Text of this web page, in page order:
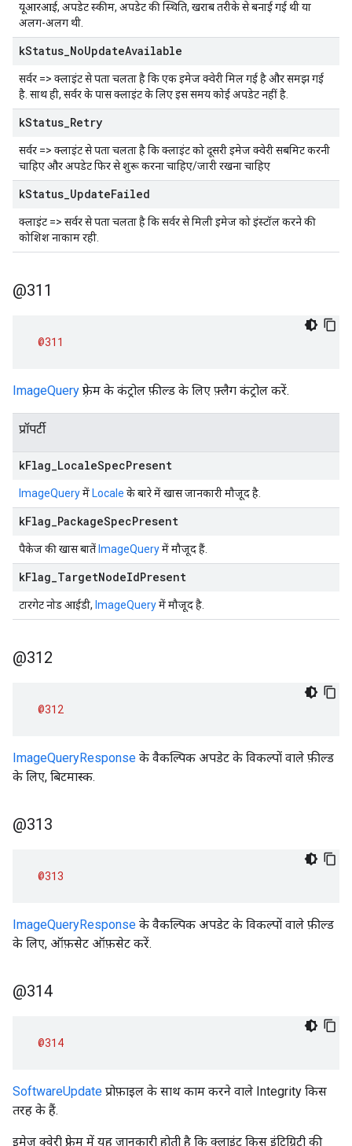
यूआरआई, अपडेट स्कीम, अपडेट की स्थिति, खराब तरीके से बनाई गई थी या
अलग-अलग थी.
kStatus NoUpdateAvailable
सर्वर => क्लाइंट से पता चलता है कि एक इमेज क्वेरी मिल गई है और समझ गई
है. साथ ही, सर्वर के पास क्लाइंट के लिए इस समय कोई अपडेट नहीं है.
kStatus Retry
सर्वर => क्लाइंट से पता चलता है कि क्लाइंट को दूसरी इमेज क्वेरी सबमिट करनी
चाहिए और अपडेट फिर से शुरू करना चाहिए/जारी रखना चाहिए
kStatus UpdateFailed
क्लाइंट => सर्वर से पता चलता है कि सर्वर से मिली इमेज को इंस्टॉल करने की
कोशिश नाकाम रही.
@311
@311
ImageQuery फ़्रेम के कंट्रोल फ़ील्ड के लिए फ़्लैग कंट्रोल करें.
प्रॉपर्टी
kFlag LocaleSpecPresent
ImageQueryमें Locale के बारे में खास जानकारी मौजूद है.
kFlag PackageSpecPresent
पैकेज की खास बातें ImageQueryमें मौजूद हैं.
kFlag TargetNodeIdPresent
टारगेट नोड आईडी, ImageQueryमें मौजूद है.
@312
@312
ImageQueryResponse के वैकल्पिक अपडेट के विकल्पों वाले फ़ील्ड
के लिए, बिटमास्क.
@313
@313
ImageQueryResponse के वैकल्पिक अपडेट के विकल्पों वाले फ़ील्ड
के लिए, ऑफ़सेट ऑफ़सेट करें.
@314
@314
SoftwareUpdate प्रोफ़ाइल के साथ काम करने वाले Integrity किस
तरह के हैं.
इमेज क्वेरी फ़्रेम में यह जानकारी होती है कि क्लाइंट किस इंटिग्रिटी की